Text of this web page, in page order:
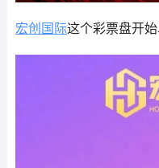
宏创国际这个彩票盘开始